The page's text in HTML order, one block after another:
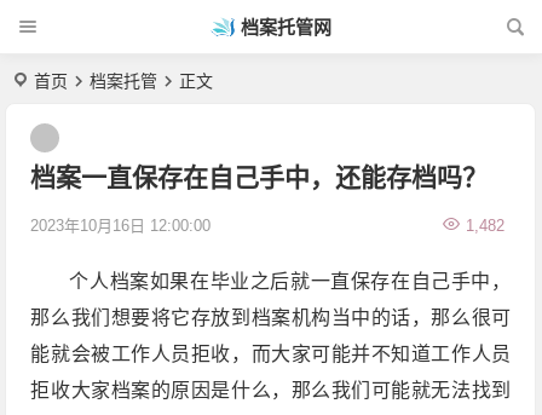
档案托管网
首页 档案托管 正文
档案一直保存在自己手中，还能存档吗？
2023年10月16日 12:00:00 1,482
个人档案如果在毕业之后就一直保存在自己手中，
那么我们想要将它存放到档案机构当中的话，那么很可
能就会被工作人员拒收，而大家可能并不知道工作人员
拒收大家档案的原因是什么，那么我们可能就无法找到